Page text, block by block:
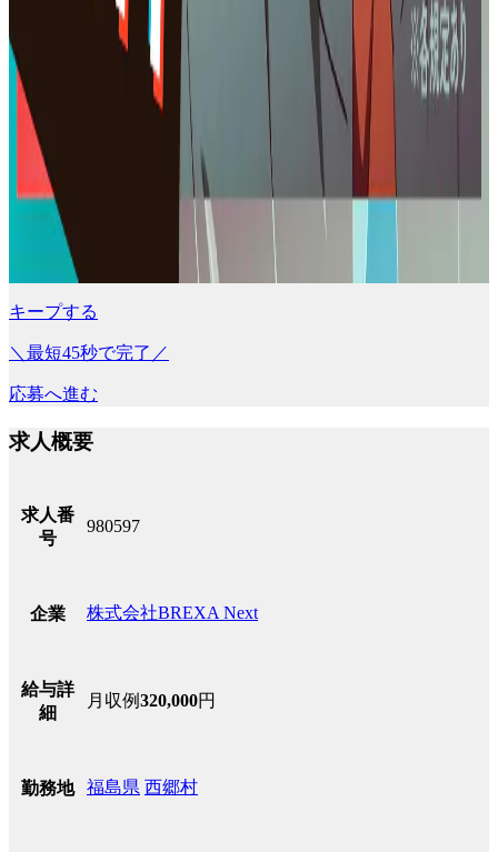
キープする
＼最短45秒で完了／
応募へ進む
求人概要
求人番
号
980597
企業 株式会社BREXA Next
給与詳
細
月収例320,000円
勤務地 福島県 西郷村